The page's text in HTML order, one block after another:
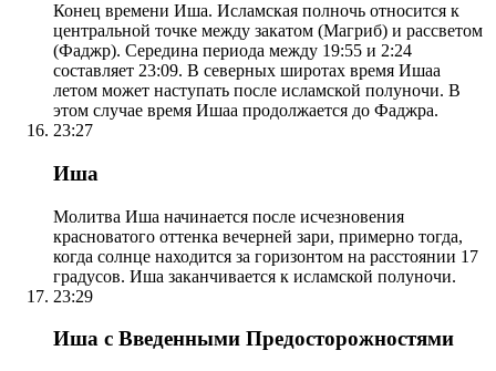
Конец времени Иша. Исламская полночь относится к
центральной точке между закатом (Магриб) и рассветом
(Фаджр). Середина периода между 19:55 и 2:24
составляет 23:09. В северных широтах время Ишаа
летом может наступать после исламской полуночи. В
этом случае время Ишаа продолжается до Фаджра.
23:27
Иша
Молитва Иша начинается после исчезновения
красноватого оттенка вечерней зари, примерно тогда,
когда солнце находится за горизонтом на расстоянии 17
градусов. Иша заканчивается к исламской полуночи.
23:29
Иша с Введенными Предосторожностями